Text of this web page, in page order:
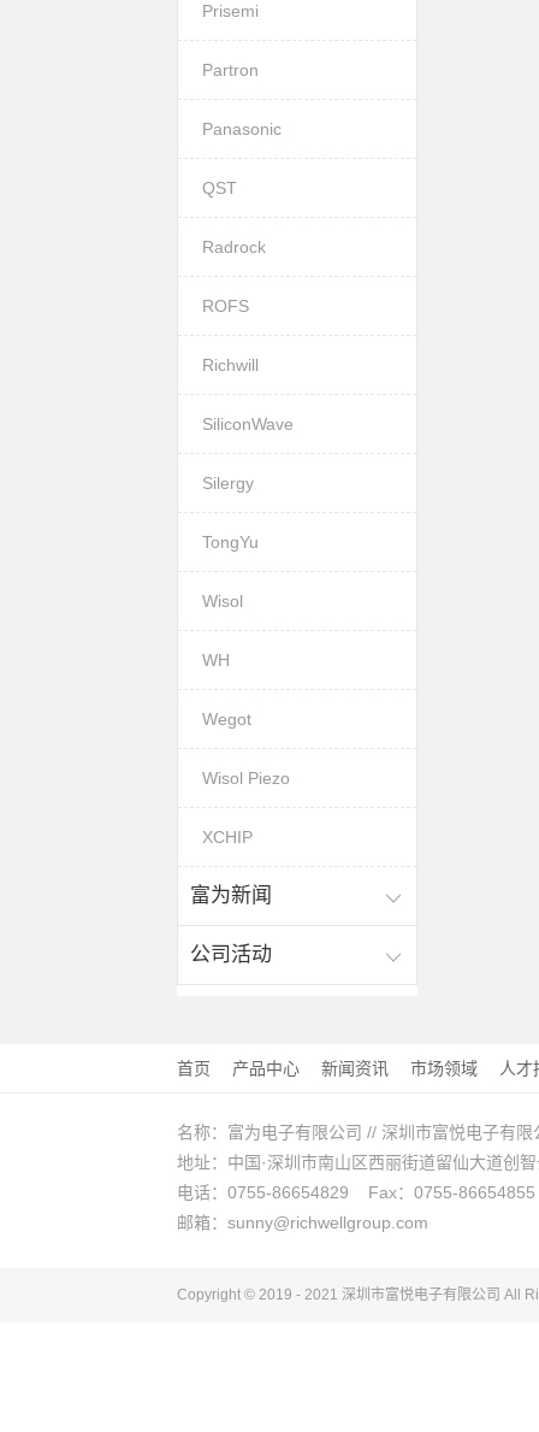
Prisemi
Partron
Panasonic
QST
Radrock
ROFS
Richwill
SiliconWave
Silergy
TongYu
Wisol
WH
Wegot
Wisol Piezo
XCHIP
富为新闻
公司活动
首页 产品中心 新闻资讯 市场领域 人才
名称：富为电子有限公司 // 深圳市富悦电子有限
地址：中国·深圳市南山区西丽街道留仙大道创
电话：0755-86654829 Fax：0755-86654855
邮箱：sunny@richwellgroup.com
Copyright © 2019 - 2021 深圳市富悦电子有限公司 All